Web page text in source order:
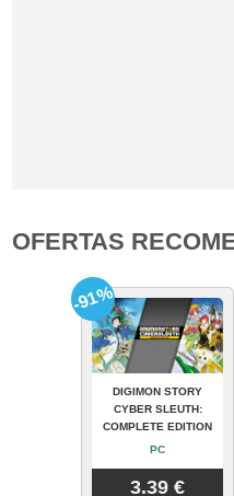
OFERTAS
DIGIMON STORY
CYBER SLEUTH:
COMPLETE EDITION
PC
3.39 €
-91%